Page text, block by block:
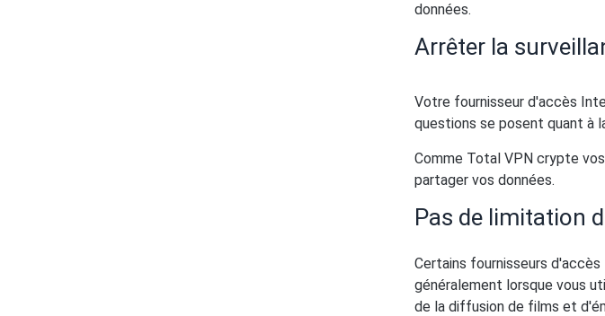
données.
Arrêter la
Votre fournisseur d'accès
questions se posent quant à
Comme Total VPN crypte
partager vos données.
Pas de limitation
Certains fournisseurs
généralement lorsque vous
de la diffusion de films et